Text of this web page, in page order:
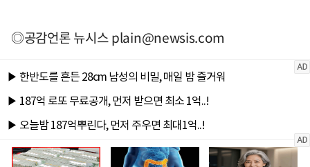
◎공감언론 뉴시스plain@newsis.com